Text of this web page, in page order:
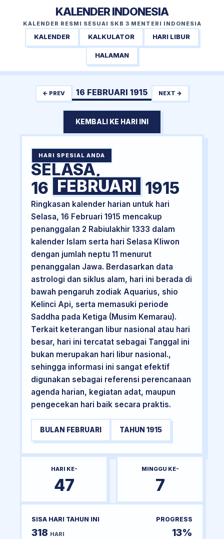
KALENDER INDONESIA
KALENDER RESMI SESUAI SKB 3 MENTERI INDONESIA
KALENDER KALKULATOR HARI LIBUR
HALAMAN
← PREV 16 FEBRUARI 1915 NEXT →
KEMBALI KE HARI INI
HARI SPESIAL ANDA
SELASA,
16 FEBRUARI 1915
Ringkasan kalender harian untuk hari
Selasa, 16 Februari 1915 mencakup
penanggalan 2 Rabiulakhir 1333 dalam
kalender Islam serta hari Selasa Kliwon
dengan jumlah neptu 11 menurut
penanggalan Jawa. Berdasarkan data
astrologi dan siklus alam, hari ini berada di
bawah pengaruh zodiak Aquarius, shio
Kelinci Api, serta memasuki periode
Saddha pada Ketiga (Musim Kemarau).
Terkait keterangan libur nasional atau hari
besar, hari ini tercatat sebagai Tanggal ini
bukan merupakan hari libur nasional.,
sehingga informasi ini sangat efektif
digunakan sebagai referensi perencanaan
agenda harian, kegiatan adat, maupun
pengecekan hari baik secara praktis.
BULAN FEBRUARI TAHUN 1915
HARI KE-
47
MINGGU KE-
7
SISA HARI TAHUN INI
318 HARI
PROGRESS
13%